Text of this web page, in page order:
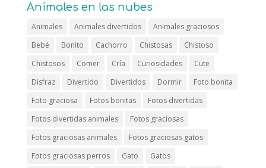
Animales en las nubes
Animales Animales divertidos
Animales graciosos
Bebé
Bonito Cachorro Chistosas
Chistoso
Chistosos
Comer Cría Curiosidades
Cute
Disfraz
Divertido Divertidos Dormir
Foto bonita
Foto graciosa
Fotos bonitas
Fotos divertidas
Fotos divertidas animales
Fotos graciosas
Fotos graciosas animales
Fotos graciosas gatos
Fotos graciosas perros
Gato
Gatos